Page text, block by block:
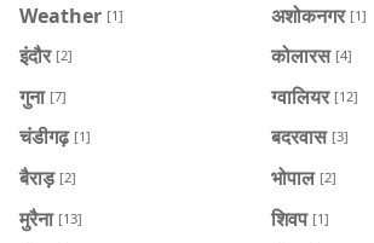
Weather [1] अशोकनगर [1]
इंदौर [2] कोलारस [4]
गुना [7] ग्वालियर [12]
चंडीगढ़ [1] बदरवास [3]
बैराड़ [2] भोपाल [2]
मुरैना [13] शिवप [1]